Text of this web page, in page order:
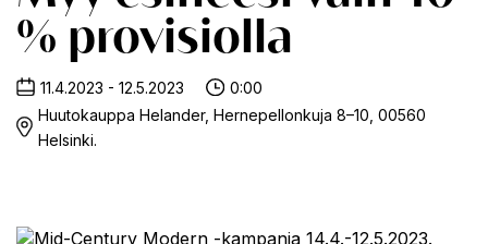
% provisiolla
11.4.2023 - 12.5.2023
0:00
Huutokauppa Helander, Hernepellonkuja 8–10, 00560
Helsinki.